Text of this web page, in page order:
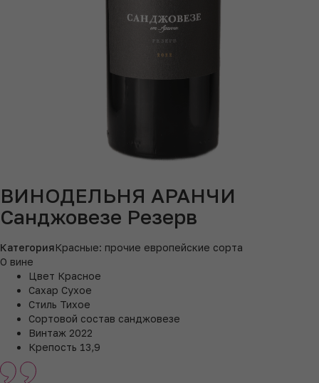
ВИНОДЕЛЬНЯ АРАНЧИ
Санджовезе Резерв
КатегорияКрасные: прочие европейские сорта
О вине
Цвет Красное
Сахар Сухое
Стиль Тихое
Сортовой состав санджовезе
Винтаж 2022
Крепость 13,9